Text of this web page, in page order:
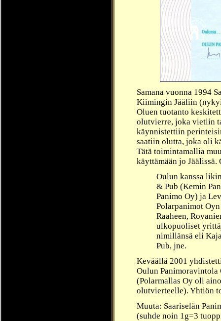
Samana vuonna 1994
Kiimingin Jääliin
Oluen tuotanto
olutvierre, joka vietiin
käynnistettiin
saatiin olutta, joka oli
Tätä toimintamallia
käyttämään jo
Oulun kanssa
& Pub (Kemin
Panimo Oy) ja
Polarpanimot
Raaheen,
ulkopuoliset
nimillänsä eli
Pub, jne.
Keväällä 2001
Oulun
(Polarmallas Oy oli
olutvierteelle). Yhtiön
Muuta: Saariselän
(suhde noin 1g=3